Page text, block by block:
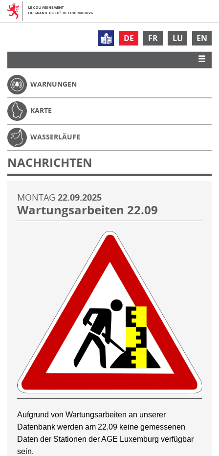
DE FR LU EN
WARNUNGEN
KARTE
WASSERLÄUFE
NACHRICHTEN
MONTAG 22.09.2025
Wartungsarbeiten 22.09
Aufgrund von Wartungsarbeiten an unserer
Datenbank werden am 22.09 keine gemessenen
Daten der Stationen der AGE Luxemburg verfügbar
sein.